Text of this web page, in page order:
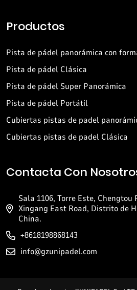
Productos
Pista de pádel panorámica con
Pista de pádel Clásica
Pista de pádel Super Panorámica
Pista de pádel Portátil
Cubiertas pistas de padel
Cubiertas pistas de padel Clásica
Contacta Con
Sala 1106, Torre Este, Chengtou
Xingang East Road, Distrito de
China.
+8618198868143
info@gzunipadel.com